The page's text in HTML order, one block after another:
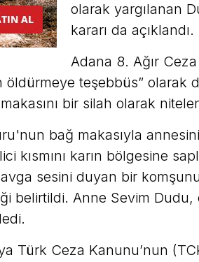
olarak yargılanan
kararı da açıklandı.
Adana 8. Ağır
öldürmeye teşebbüs” olarak
bir silah olarak
bağ makasıyla
kısmını karın bölgesine
sesini duyan bir
belirtildi. Anne Sevim Dudu,
Türk Ceza Kanunu’nun